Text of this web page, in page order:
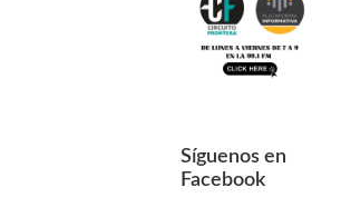
Síguenos en
Facebook